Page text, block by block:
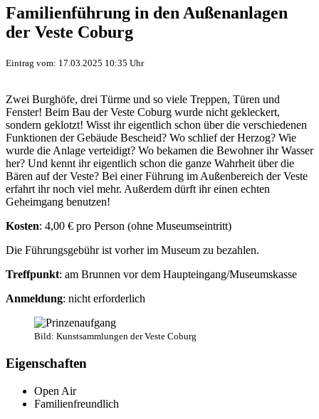
Familienführung in den Außenanlagen
der Veste Coburg
Eintrag vom: 17.03.2025 10:35 Uhr
Zwei Burghöfe, drei Türme und so viele Treppen, Türen und
Fenster! Beim Bau der Veste Coburg wurde nicht gekleckert,
sondern geklotzt! Wisst ihr eigentlich schon über die verschiedenen
Funktionen der Gebäude Bescheid? Wo schlief der Herzog? Wie
wurde die Anlage verteidigt? Wo bekamen die Bewohner ihr Wasser
her? Und kennt ihr eigentlich schon die ganze Wahrheit über die
Bären auf der Veste? Bei einer Führung im Außenbereich der Veste
erfahrt ihr noch viel mehr. Außerdem dürft ihr einen echten
Geheimgang benutzen!
Kosten: 4,00 € pro Person (ohne Museumseintritt)
Die Führungsgebühr ist vorher im Museum zu bezahlen.
Treffpunkt: am Brunnen vor dem Haupteingang/Museumskasse
Anmeldung: nicht erforderlich
Bild: Kunstsammlungen der Veste Coburg
Eigenschaften
Open Air
Familienfreundlich